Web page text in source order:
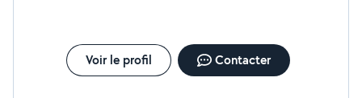
Voir le profil Contacter